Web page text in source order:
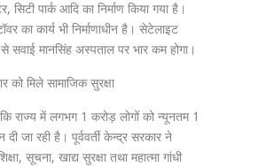
पार्क आदि का निर्माण किया गया है।
का कार्य भी निर्माणाधीन है। सेटेलाइट
सवाई मानसिंह अस्पताल पर भार कम होगा।
को मिले सामाजिक सुरक्षा
राज्य में लगभग 1 करोड़ लोगों को न्यूनतम 1
जा रही है। पूर्ववर्ती केन्द्र सरकार ने
सूचना, खाद्य सुरक्षा तथा महात्मा गांधी